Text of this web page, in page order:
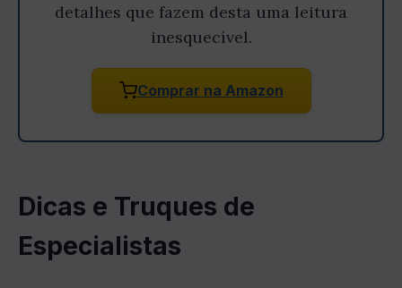
detalhes que fazem desta uma leitura
inesquecível.
Comprar na Amazon
Dicas e Truques de
Especialistas